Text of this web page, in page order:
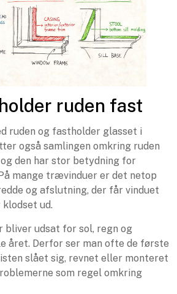
ruden fast
ruden og fastholder glasset i
også samlingen omkring ruden
den har stor betydning for
mange trævinduer er det netop
og afslutning, der får vinduet
ud.
bliver udsat for sol, regn og
året. Derfor ser man ofte de første
slået sig, revnet eller monteret
som regel omkring